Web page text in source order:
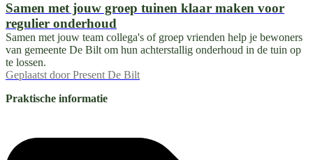
Samen met jouw groep tuinen klaar maken voor
regulier onderhoud
Samen met jouw team collega's of groep vrienden help je bewoners
van gemeente De Bilt om hun achterstallig onderhoud in de tuin op
te lossen.
Geplaatst door Present De Bilt
Praktische informatie